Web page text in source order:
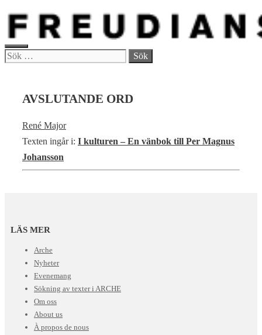
Hoppa
innehåll
MENY
Sök
AVSLUTANDE ORD
René Major
Texten ingår i: I kulturen – En vänbok till Per Magnus
Johansson
LÄS MER
Arche
Nyheter
Evenemang
Sökning av texter i ARCHE
Om oss
About us
À propos de nous